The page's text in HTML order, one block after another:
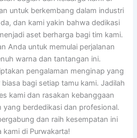
untuk berkembang dalam industri
dan kami yakin bahwa dedikasi
aset berharga bagi tim kami.
Anda untuk memulai perjalanan
warna dan tantangan ini.
pengalaman menginap yang
bagi setiap tamu kami. Jadilah
kami dan rasakan kebanggaan
yang berdedikasi dan profesional.
dan raih kesempatan ini
di Purwakarta!